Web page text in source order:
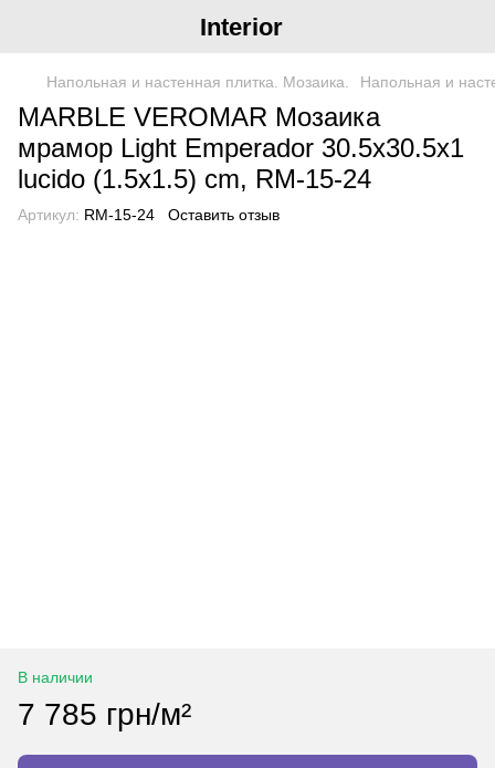
Interior
Напольная и настенная плитка. Мозаика. Напольная и
MARBLE VEROMAR Мозаика
мрамор Light Emperador 30.5x30.5x1
lucido (1.5x1.5) cm, RM-15-24
Артикул: RM-15-24 Оставить отзыв
В наличии
7 785 грн/м²